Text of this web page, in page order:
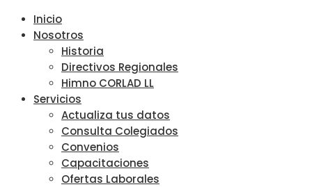
Inicio
Nosotros
Historia
Directivos Regionales
Himno CORLAD LL
Servicios
Actualiza tus datos
Consulta Colegiados
Convenios
Capacitaciones
Ofertas Laborales